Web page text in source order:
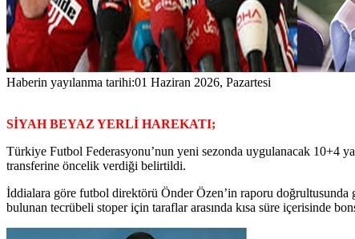
Haberin yayılanma tarihi:01 Haziran 2026, Pazartesi
SİYAH BEYAZ YERLİ HAREKATI;
Türkiye Futbol Federasyonu’nun yeni sezonda uygulanacak 10+4
transferine öncelik verdiği belirtildi.
İddialara göre futbol direktörü Önder Özen’in raporu doğrultusunda
bulunan tecrübeli stoper için taraflar arasında kısa süre içerisinde